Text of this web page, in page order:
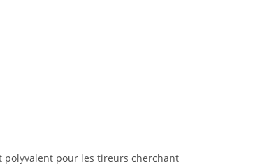
pour les tireurs cherchant